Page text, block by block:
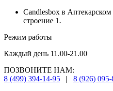
Candlesbox в
строение 1.
Режим работы
Каждый день 11.00-21.00
ПОЗВОНИТЕ НАМ:
8 (499) 394-14-95
| 8 (926)